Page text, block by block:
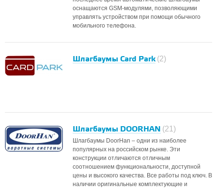
оснащаются GSM-модулями, позволяющими
управлять устройством при помощи обычного
мобильного телефона.
Шлагбаумы Card Park (2)
Шлагбаумы DOORHAN (21)
Шлагбаумы DoorHan – одни из наиболее
популярных на российском рынке. Эти
конструкции отличаются отличным
соотношением функциональности, доступной
цены и высокого качества. Все работы под ключ. В
наличии оригинальные комплектующие и